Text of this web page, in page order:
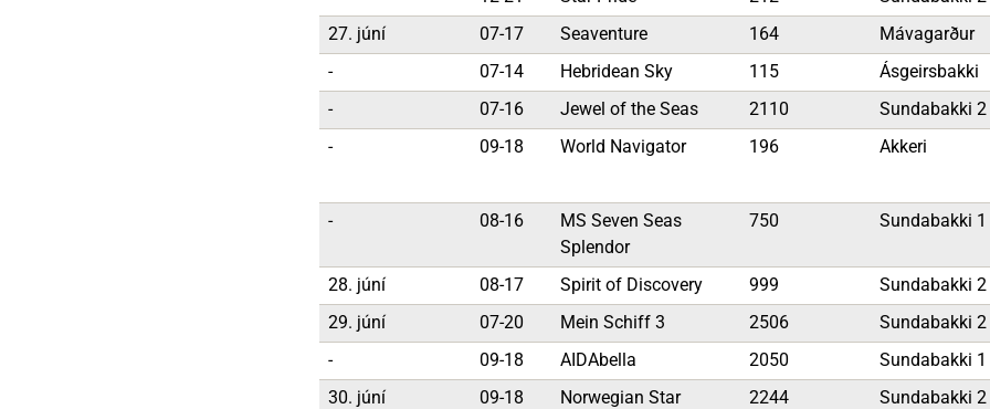
27. júní
07-17 Seaventure 164
Mávagarður
-
07-14 Hebridean Sky 115
Ásgeirsbakki
-
07-16 Jewel of the Seas 2110
Sundabakki 2
-
09-18 World Navigator 196 Akkeri
- 08-16
MS Seven Seas
Splendor
750 Sundabakki 1
28. júní 08-17 Spirit of Discovery 999
Sundabakki 2
29. júní
07-20 Mein Schiff 3 2506
Sundabakki 2
-
09-18 AIDAbella 2050
Sundabakki 1
30. júní
09-18 Norwegian Star 2244
Sundabakki 2